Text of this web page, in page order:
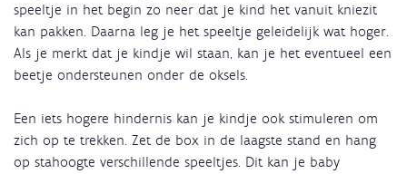
speeltje in het begin zo neer dat je kind het vanuit kniezit
kan pakken. Daarna leg je het speeltje geleidelijk wat hoger.
Als je merkt dat je kindje wil staan, kan je het eventueel een
beetje ondersteunen onder de oksels.
Een iets hogere hindernis kan je kindje ook stimuleren om
zich op te trekken. Zet de box in de laagste stand en hang
op stahoogte verschillende speeltjes. Dit kan je baby